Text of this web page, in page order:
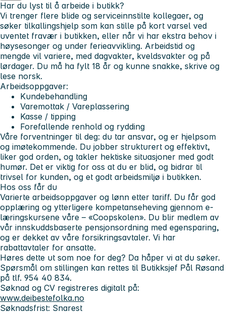
Har du lyst til å arbeide i butikk?
Vi trenger flere blide og serviceinnstilte kollegaer, og
søker tilkallingshjelp som kan stille på kort varsel ved
uventet fravær i butikken, eller når vi har ekstra behov i
høysesonger og under ferieavvikling. Arbeidstid og
mengde vil variere, med dagvakter, kveldsvakter og på
lørdager. Du må ha fylt 18 år og kunne snakke, skrive og
lese norsk.
Arbeidsoppgaver:
Kundebehandling
Varemottak / Vareplassering
Kasse / tipping
Forefallende renhold og rydding
Våre forventninger til deg: du tar ansvar, og er hjelpsom
og imøtekommende. Du jobber strukturert og effektivt,
liker god orden, og takler hektiske situasjoner med godt
humør. Det er viktig for oss at du er blid, og bidrar til
trivsel for kunden, og et godt arbeidsmiljø i butikken.
Hos oss får du
Varierte arbeidsoppgaver og lønn etter tariff. Du får god
opplæring og ytterligere kompetanseheving gjennom e-
læringskursene våre – «Coopskolen». Du blir medlem av
vår innskuddsbaserte pensjonsordning med egensparing,
og er dekket av våre forsikringsavtaler. Vi har
rabattavtaler for ansatte.
Høres dette ut som noe for deg? Da håper vi at du søker.
Spørsmål om stillingen kan rettes til Butikksjef Pål Røsand
på tlf. 954 40 834.
Søknad og CV registreres digitalt på:
www.deibestefolka.no
Søknadsfrist: Snarest